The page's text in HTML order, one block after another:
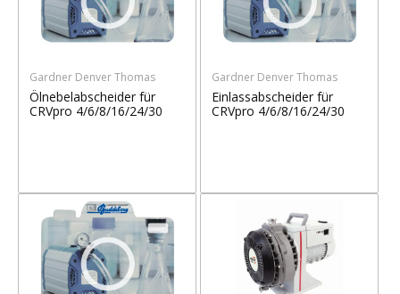
Gardner Denver Thomas
Ölnebelabscheider für
CRVpro 4/6/8/16/24/30
Gardner Denver Thomas
Einlassabscheider für
CRVpro 4/6/8/16/24/30